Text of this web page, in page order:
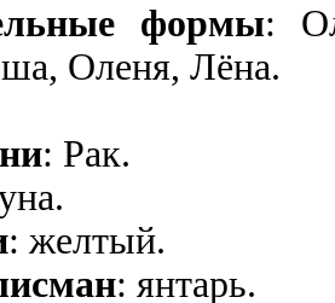
формы:
Оленя, Лёна.
: Рак.
: желтый.
: янтарь.